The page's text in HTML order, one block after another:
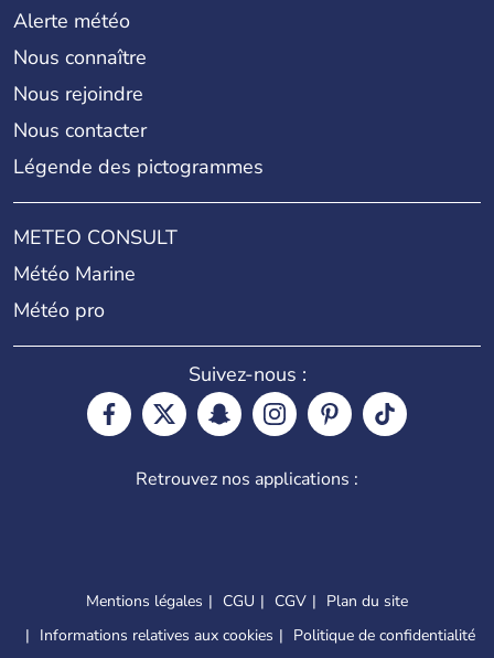
Alerte météo
Nous connaître
Nous rejoindre
Nous contacter
Légende des pictogrammes
METEO CONSULT
Météo Marine
Météo pro
Suivez-nous :
Retrouvez nos applications :
Mentions légales CGU CGV
Plan du site
Informations relatives aux cookies
Politique de confidentialité